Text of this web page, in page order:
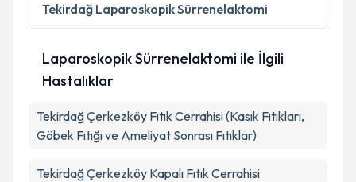
Tekirdağ Laparoskopik Sürrenelaktomi
Laparoskopik Sürrenelaktomi ile İlgili
Hastalıklar
Tekirdağ Çerkezköy Fıtık Cerrahisi (Kasık Fıtıkları,
Göbek Fıtığı ve Ameliyat Sonrası Fıtıklar)
Tekirdağ Çerkezköy Kapalı Fıtık Cerrahisi